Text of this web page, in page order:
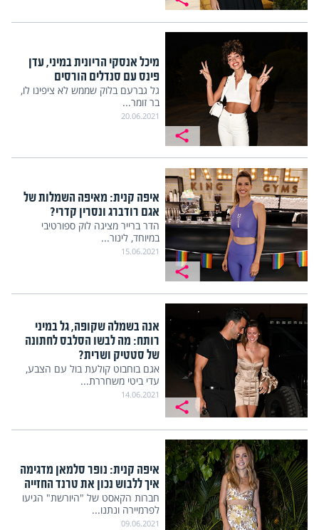
מיכל אנסקי הריונית במיני, עדן
פינס עם סנדלים הורסים
גל גברעם בלוק שממש לא ציפינו לו,
בר זומר...
20.06.2021
איפה קנית: מאיפה השמלות של
אגם רודברג ונסרין קדרי?
הדר ברייר מציגה לוק ספורטיבי
במיוחד, לינור...
15.06.2021
אנה בשמלה שקופה, גל במיני
רותח: מה לבשו הסלבס לחתונה
של סטטיק ושרית?
אגם בוחבוט קולעת בול עם הצבע,
עדי ביטי משחררת...
14.06.2021
איפה קנית: נופר סלמאן מדגימה
איך ללבוש נכון את טרנד החזייה
חברות הקאסט של "היורשת" הגיעו
לפרמיירה ונתנו...
09.06.2021